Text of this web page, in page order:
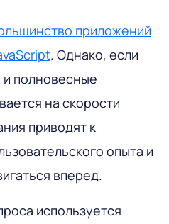
приложений
. Однако, если
полновесные
на скорости
приводят к
опыта и
вперед.
используется